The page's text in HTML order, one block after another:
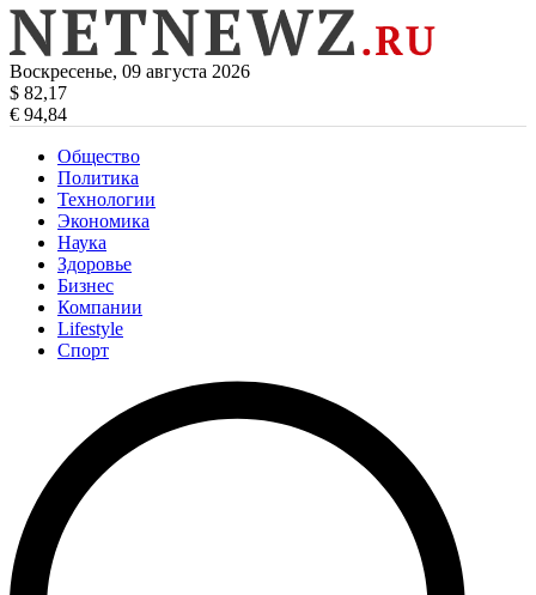
Воскресенье, 09 августа 2026
$ 82,17
€ 94,84
Общество
Политика
Технологии
Экономика
Наука
Здоровье
Бизнес
Компании
Lifestyle
Спорт